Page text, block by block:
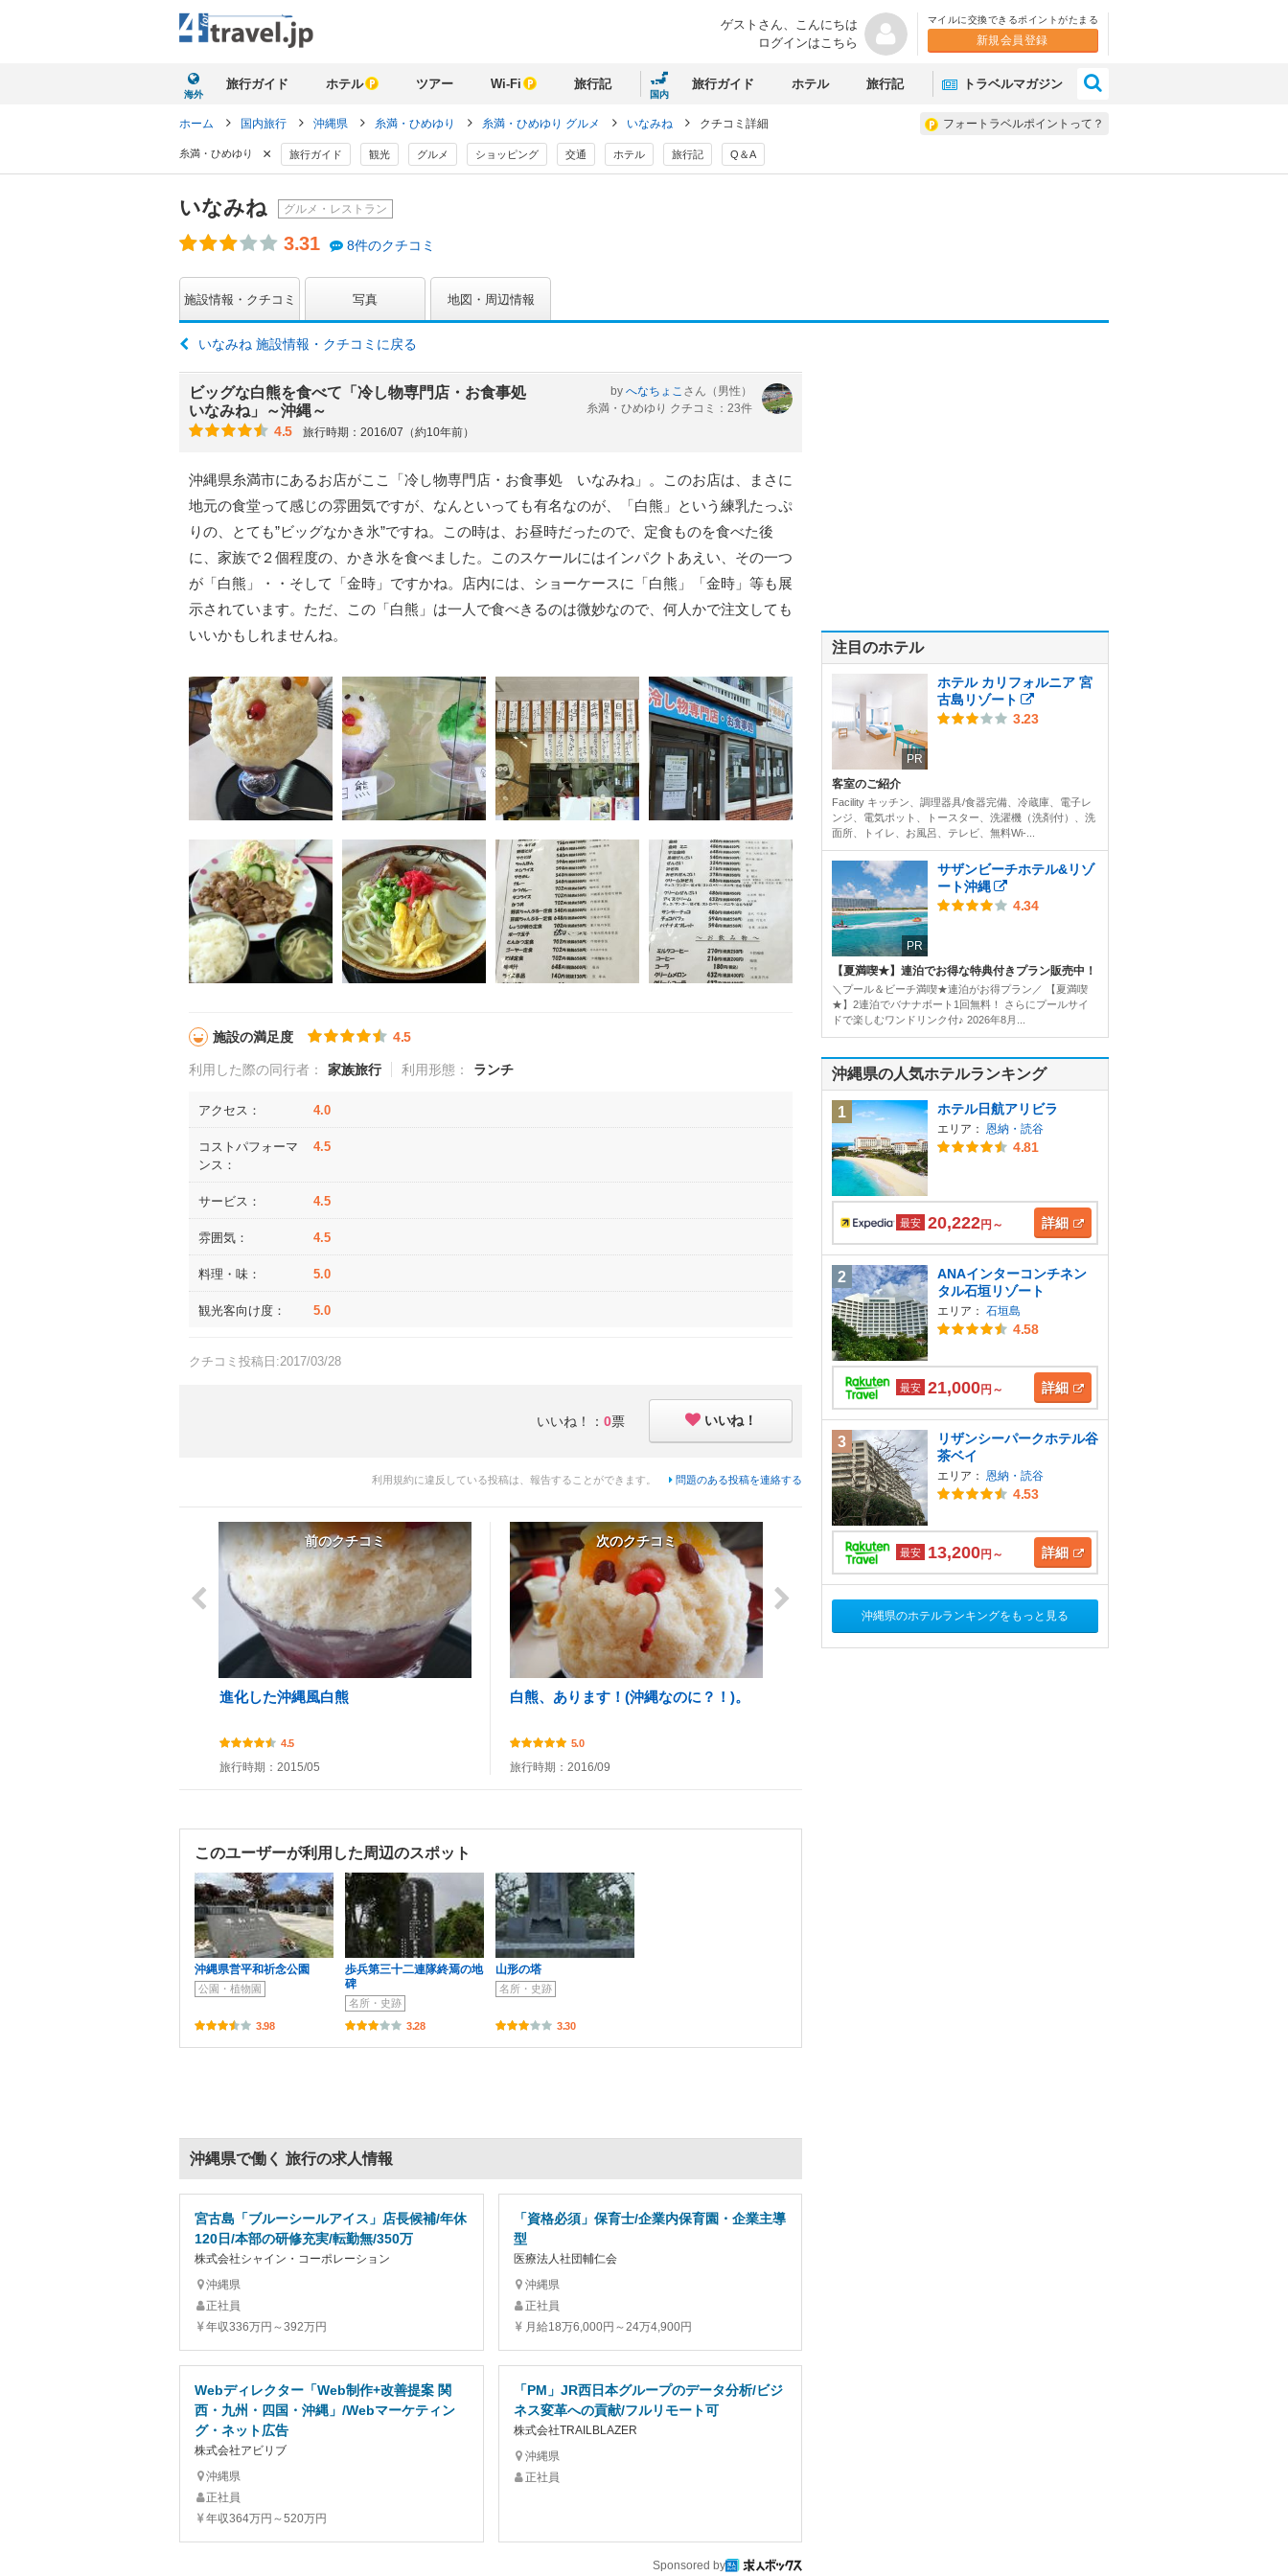
ゲストさん、 こんにちは
ログインはこちら
マイルに交換できるポイントがたまる
新規会員登録
海外
旅行ガイド ホテル ツアー Wi-Fi 旅行記
国内
旅行ガイド ホテル 旅行記 トラベルマガジン
フォートラベルポイントって？
ホーム 国内旅行 沖縄県 糸満・ひめゆり 糸満・ひめゆり グルメ いなみね クチコミ詳細
糸満・ひめゆり × 旅行ガイド 観光 グルメ ショッピング 交通 ホテル 旅行記 Q＆A
いなみね グルメ・レストラン
3.31 8件のクチコミ
施設情報・クチコミ 写真 地図・周辺情報
いなみね 施設情報・クチコミに戻る
ビッグな白熊を食べて「冷し物専門店・お食事処
いなみね」～沖縄～
4.5 旅行時期：2016/07（約10年前）
by へなちょこ さん （男性）
糸満・ひめゆり クチコミ：23件
沖縄県糸満市にあるお店がここ「冷し物専門店・お食事処 いなみね」。このお店は、まさに
地元の食堂って感じの雰囲気ですが、なんといっても有名なのが、「白熊」という練乳たっぷ
りの、とても”ビッグなかき氷”ですね。この時は、お昼時だったので、定食ものを食べた後
に、家族で２個程度の、かき氷を食べました。このスケールにはインパクトあえい、その一つ
が「白熊」・・そして「金時」ですかね。店内には、ショーケースに「白熊」「金時」等も展
示されています。ただ、この「白熊」は一人で食べきるのは微妙なので、何人かで注文しても
いいかもしれませんね。
施設の満足度 4.5
利用した際の同行者： 家族旅行 利用形態： ランチ
アクセス： 4.0
コストパフォーマ
ンス：
4.5
サービス： 4.5
雰囲気： 4.5
料理・味： 5.0
観光客向け度： 5.0
クチコミ投稿日:2017/03/28
いいね！： 0票 いいね！
利用規約に違反している投稿は、報告することができます。 問題のある投稿を連絡する
前のクチコミ
進化した沖縄風白熊
4.5
旅行時期：2015/05
次のクチコミ
白熊、あります！(沖縄なのに？！)。
5.0
旅行時期：2016/09
このユーザーが利用した周辺のスポット
沖縄県営平和祈念公園
公園・植物園
3.98
歩兵第三十二連隊終焉の地
碑
名所・史跡
3.28
山形の塔
名所・史跡
3.30
沖縄県で働く 旅行の求人情報
宮古島「ブルーシールアイス」店長候補/年休
120日/本部の研修充実/転勤無/350万
株式会社シャイン・コーポレーション
沖縄県
正社員
年収336万円～392万円
「資格必須」保育士/企業内保育園・企業主導
型
医療法人社団輔仁会
沖縄県
正社員
月給18万6,000円～24万4,900円
Webディレクター「Web制作+改善提案 関
西・九州・四国・沖縄」/Webマーケティン
グ・ネット広告
株式会社アビリブ
沖縄県
正社員
年収364万円～520万円
「PM」JR西日本グループのデータ分析/ビジ
ネス変革への貢献/フルリモート可
株式会社TRAILBLAZER
沖縄県
正社員
Sponsored by
注目のホテル
PR
ホテル カリフォルニア 宮
古島リゾート
3.23
客室のご紹介
Facility キッチン、調理器具/食器完備、冷蔵庫、電子レ
ンジ、電気ポット、トースター、洗濯機（洗剤付）、洗
面所、トイレ、お風呂、テレビ、無料Wi-...
PR
サザンビーチホテル&リゾ
ート沖縄
4.34
【夏満喫★】連泊でお得な特典付きプラン販売中！
＼プール＆ビーチ満喫★連泊がお得プラン／ 【夏満喫
★】2連泊でバナナボート1回無料！ さらにプールサイ
ドで楽しむワンドリンク付♪ 2026年8月...
沖縄県の人気ホテルランキング
1 ホテル日航アリビラ
エリア： 恩納・読谷
4.81
最安 20,222円～ 詳細
2
ANAインターコンチネン
タル石垣リゾート
エリア： 石垣島
4.58
最安 21,000円～ 詳細
3
リザンシーパークホテル谷
茶ベイ
エリア： 恩納・読谷
4.53
最安 13,200円～ 詳細
沖縄県のホテルランキングをもっと見る